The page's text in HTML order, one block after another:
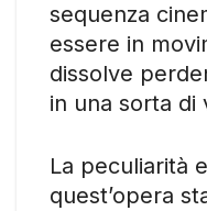
sequenza
essere in
dissolve
in una sorta di
La peculiarità
quest’opera